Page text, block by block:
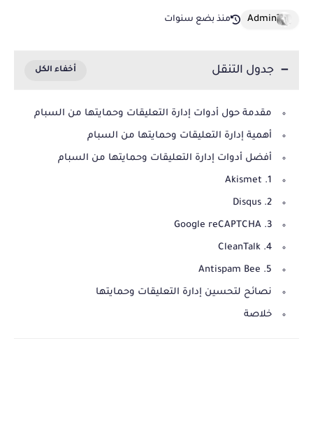
منذ بضع سنوات
جدول التنقل
مقدمة حول أدوات إدارة التعليقات وحمايتها من السبام
أهمية إدارة التعليقات وحمايتها من السبام
أفضل أدوات إدارة التعليقات وحمايتها من السبام
1. Akismet
2. Disqus
3. Google reCAPTCHA
4. CleanTalk
5. Antispam Bee
نصائح لتحسين إدارة التعليقات وحمايتها
خلاصة